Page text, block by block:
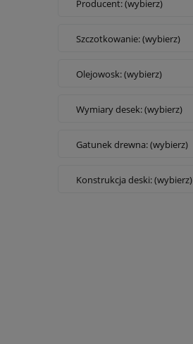
Producent: (wybierz)
Szczotkowanie: (wybierz)
Olejowosk: (wybierz)
Wymiary desek: (wybierz)
Gatunek drewna: (wybierz)
Konstrukcja deski: (wybierz)